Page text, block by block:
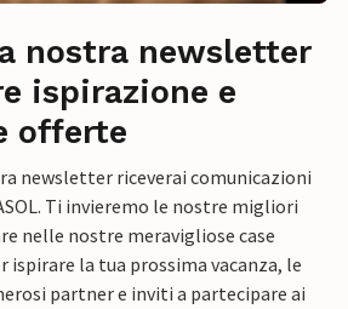
nostra newsletter
ispirazione e
offerte
newsletter riceverai comunicazioni
Ti invieremo le nostre migliori
nelle nostre meravigliose case
ispirare la tua prossima vacanza, le
partner e inviti a partecipare ai